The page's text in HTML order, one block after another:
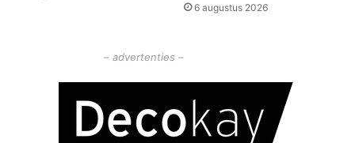
6 augustus 2026
– advertenties –